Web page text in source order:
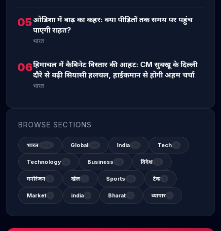
05ओडिशा में बाढ़ का कहर: क्या पीड़ितों तक समय पर पहुंच
पाएगी राहत?
भारत
06हिमाचल में कैबिनेट विस्तार की आहट: CM सुक्खू के दिल्ली
दौरे से बढ़ी सियासी हलचल, हाईकमान से होगी अहम चर्चा
भारत
BROWSE SECTIONS
भारत Global India Tech
Technology Business विदेश
मनोरंजन खेल Sports टेक
Market india Bharat व्यापार